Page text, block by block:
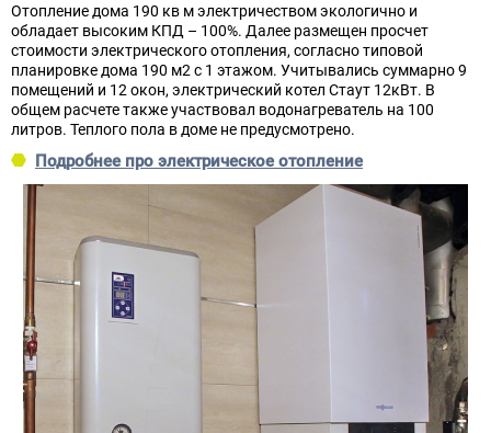
Отопление дома 190 кв м электричеством экологично и
обладает высоким КПД – 100%. Далее размещен просчет
стоимости электрического отопления, согласно типовой
планировке дома 190 м2 с 1 этажом. Учитывались суммарно 9
помещений и 12 окон, электрический котел Стаут 12кВт. В
общем расчете также участвовал водонагреватель на 100
литров. Теплого пола в доме не предусмотрено.
Подробнее про электрическое отопление